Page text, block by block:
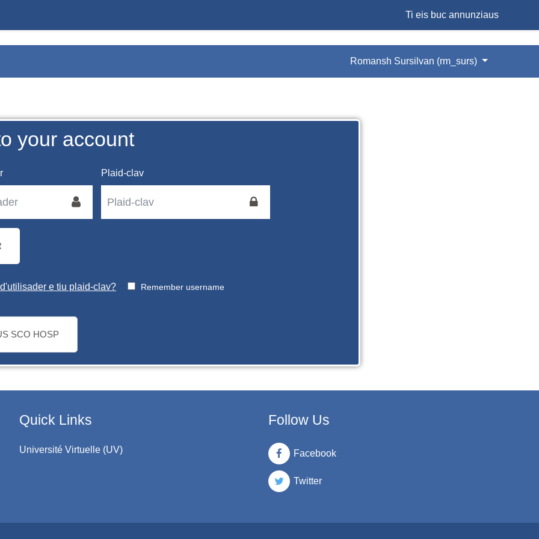
Ti eis buc annunziaus
Romansh Sursilvan ‎(rm_surs)‎
your account
Plaid-clav
e tiu plaid-clav? Remember username
SCO HOSP
Quick Links
Université Virtuelle (UV)
Follow Us
Facebook
Twitter